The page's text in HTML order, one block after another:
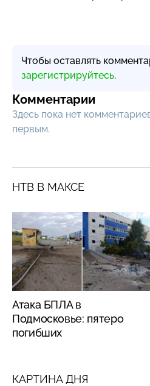
Чтобы оставлять
зарегистрируйтесь.
Комментарии
Здесь пока нет
первым.
НТВ В МАКСЕ
Атака БПЛА в
Подмосковье: пятеро
погибших
КАРТИНА ДНЯ